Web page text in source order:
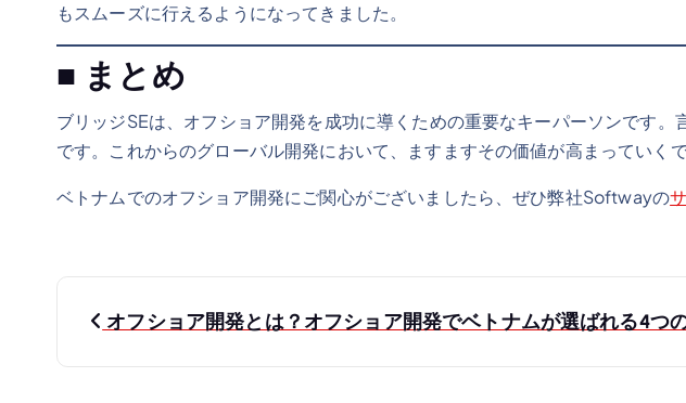
もスムーズに行えるようになってきました。
■ まとめ
ブリッジSEは、オフショア開発を成功に導くための重要なキーパーソンです
です。これからのグローバル開発において、ますますその価値が高まっていくで
ベトナムでのオフショア開発にご関心がございましたら、ぜひ弊社Softwayの
オフショア開発とは？オフショア開発でベトナムが選ばれる4つ